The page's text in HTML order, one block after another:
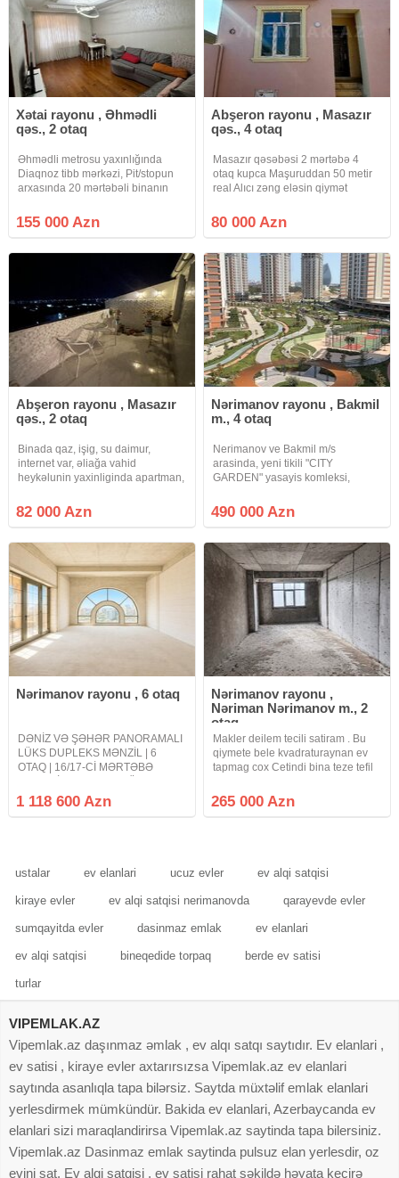
Xətai rayonu , Əhmədli
qəs., 2 otaq
Əhmədli metrosu yaxınlığında
Diaqnoz tibb mərkəzi, Pit/stopun
arxasında 20 mərtəbəli binanın
68 kv.m ( kupçada 59.5 kv.m) olan
2 otaqlı mənzil satılır. Eyvan
155 000 Azn
Abşeron rayonu , Masazır
qəs., 4 otaq
Masazır qəsəbəsi 2 mərtəbə 4
otaq kupca Maşuruddan 50 metir
real Alıcı zəng eləsin qiymət
80 000 Azn
Abşeron rayonu , Masazır
qəs., 2 otaq
Binada qaz, işig, su daimur,
internet var, əliağa vahid
heykəlunin yaxinliginda apartman,
82 000 Azn
Nərimanov rayonu , Bakmil
m., 4 otaq
Nerimanov ve Bakmil m/s
arasinda, yeni tikili "CITY
GARDEN" yasayis komleksi,
umumi sahesi 128 kv m olan
qanuni 4 otaqli menzil satilir.
sanuzel, su,
490 000 Azn
Nərimanov rayonu , 6 otaq
DƏNİZ VƏ ŞƏHƏR PANORAMALI
LÜKS DUPLEKS MƏNZİL | 6
OTAQ | 16/17-Cİ MƏRTƏBƏ
QİYMƏTƏ SATILIR.! Dəniz və
şəhər panoramasına açılan unikal
1 118 600 Azn
Nərimanov rayonu ,
Nəriman Nərimanov m., 2
otaq
Makler deilem tecili satiram . Bu
qiymete bele kvadraturaynan ev
tapmag cox Cetindi bina teze tefil
Menzilden yebi tikilen boyuk parka
ve denize goruntu var . Elave suali
265 000 Azn
ustalar ev elanlari ucuz evler ev alqi satqisi
kiraye evler ev alqi satqisi nerimanovda qarayevde evler
sumqayitda evler dasinmaz emlak ev elanlari
ev alqi satqisi bineqedide torpaq berde ev satisi
turlar
VIPEMLAK.AZ
Vipemlak.az daşınmaz əmlak , ev alqı satqı saytıdır. Ev elanlari ,
ev satisi , kiraye evler axtarırsızsa Vipemlak.az ev elanlari
saytında asanlıqla tapa bilərsiz. Saytda müxtəlif emlak elanlari
yerlesdirmek mümkündür. Bakida ev elanlari, Azerbaycanda ev
elanlari sizi maraqlandirirsa Vipemlak.az saytinda tapa bilersiniz.
Vipemlak.az Dasinmaz emlak saytinda pulsuz elan yerlesdir, oz
evini sat. Ev alqi satqisi , ev satisi rahat şəkildə həyata keçirə